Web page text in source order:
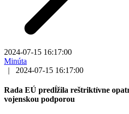
2024-07-15 16:17:00
Minúta
|
2024-07-15 16:17:00
Rada EÚ predĺžila reštriktívne
vojenskou podporou